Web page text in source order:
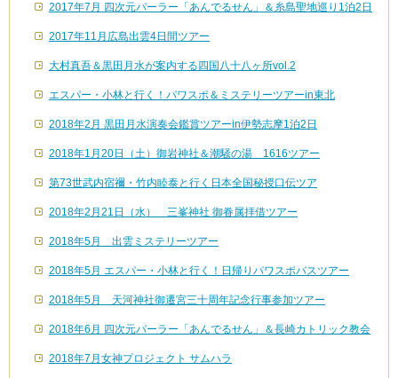
2017年7月 四次元パーラー「あんでるせん」＆糸島聖地巡り1泊2日
2017年11月広島出雲4日間ツアー
大村真吾＆黒田月水が案内する四国八十八ヶ所vol.2
エスパー・小林と行く！パワスポ＆ミステリーツアーin東北
2018年2月 黒田月水演奏会鑑賞ツアーin伊勢志摩1泊2日
2018年1月20日（土）御岩神社＆潮騒の湯 1616ツアー
第73世武内宿禰・竹内睦泰と行く日本全国秘授口伝ツア
2018年2月21日（水） 三峯神社 御眷属拝借ツアー
2018年5月 出雲ミステリーツアー
2018年5月 エスパー・小林と行く！日帰りパワスポバスツアー
2018年5月 天河神社御遷宮三十周年記念行事参加ツアー
2018年6月 四次元パーラー「あんでるせん」＆長崎カトリック教会
2018年7月女神プロジェクト サムハラ